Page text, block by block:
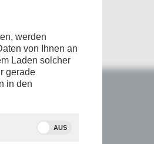
Youtube
Facebook
werden
von Ihnen an
Laden solcher
gerade
in den
AUS